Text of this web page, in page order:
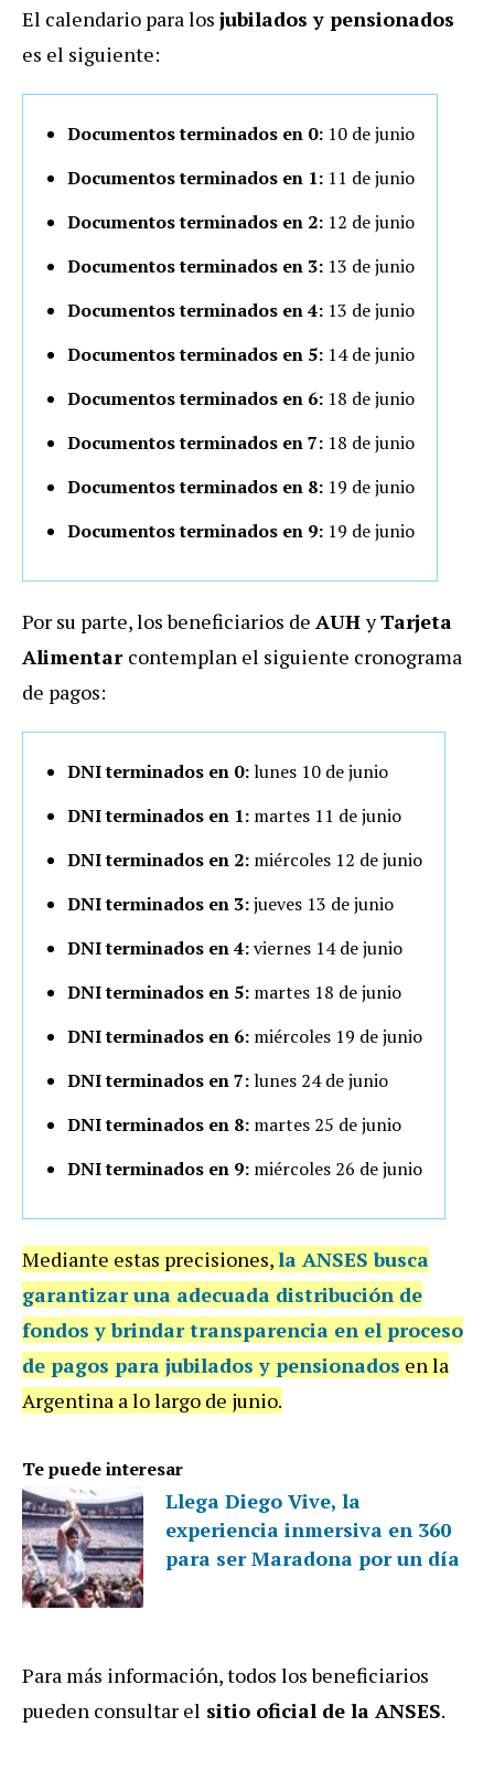
El calendario para los jubilados y pensionados
es el siguiente:
Documentos terminados en 0: 10 de junio
Documentos terminados en 1: 11 de junio
Documentos terminados en 2: 12 de junio
Documentos terminados en 3: 13 de junio
Documentos terminados en 4: 13 de junio
Documentos terminados en 5: 14 de junio
Documentos terminados en 6: 18 de junio
Documentos terminados en 7: 18 de junio
Documentos terminados en 8: 19 de junio
Documentos terminados en 9: 19 de junio
Por su parte, los beneficiarios de AUHyTarjeta
Alimentar contemplan el siguiente cronograma
de pagos:
DNI terminados en 0:lunes 10 de junio
DNI terminados en 1: martes 11 de junio
DNI terminados en 2: miércoles 12 de junio
DNI terminados en 3:jueves 13 de junio
DNI terminados en 4:viernes 14 de junio
DNI terminados en 5: martes 18 de junio
DNI terminados en 6: miércoles 19 de junio
DNI terminados en 7:lunes 24 de junio
DNI terminados en 8: martes 25 de junio
DNI terminados en 9: miércoles 26 de junio
Mediante estas precisiones,la ANSES busca
garantizar una adecuada distribución de
fondos y brindar transparencia en el proceso
de pagos para jubilados y pensionados en la
Argentina a lo largo de junio.
Te puede interesar
Llega Diego Vive, la
experiencia inmersiva en 360
para ser Maradona por un día
Para más información, todos los beneficiarios
pueden consultar el sitio oficial de la ANSES.